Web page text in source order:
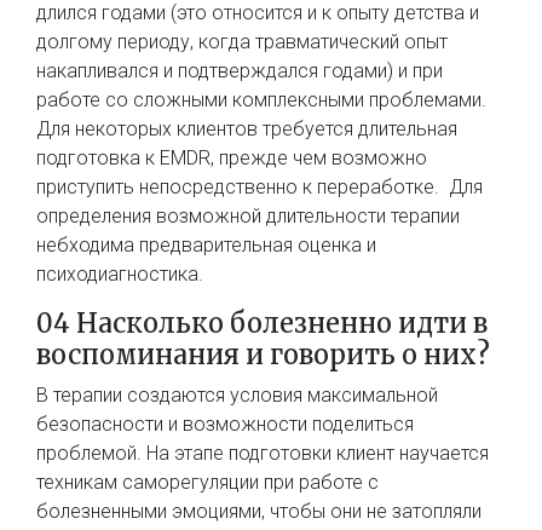
длился годами (это относится и к опыту детства и
долгому периоду, когда травматический опыт
накапливался и подтверждался годами) и при
работе со сложными комплексными проблемами.
Для некоторых клиентов требуется длительная
подготовка к EMDR, прежде чем возможно
приступить непосредственно к переработке. Для
определения возможной длительности терапии
небходима предварительная оценка и
психодиагностика.
04 Насколько болезненно идти в
воспоминания и говорить о них?​
В терапии создаются условия максимальной
безопасности и возможности поделиться
проблемой. На этапе подготовки клиент научается
техникам саморегуляции при работе с
болезненными эмоциями, чтобы они не затопляли